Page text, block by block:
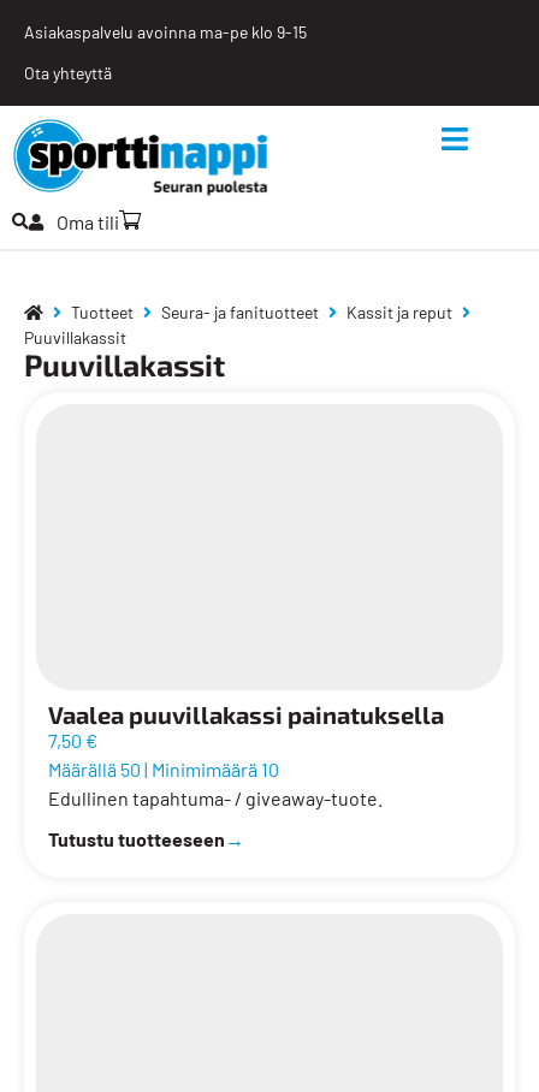
Asiakaspalvelu avoinna ma-pe klo 9-15
Ota yhteyttä
Oma tili
Tuotteet Seura- ja fanituotteet
Kassit ja reput
Puuvillakassit
Puuvillakassit
Vaalea puuvillakassi painatuksella
7,50 €
Määrällä 50 | Minimimäärä 10
Edullinen tapahtuma- / giveaway-tuote.
Tutustu tuotteeseen →